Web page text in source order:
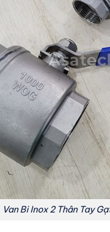
Van Bi Inox 2 Thân Tay